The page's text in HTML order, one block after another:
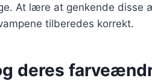
At lære at genkende disse
tilberedes korrekt.
deres